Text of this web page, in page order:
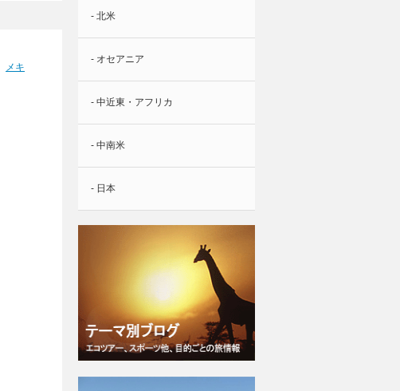
メキ
- 北米
- オセアニア
- 中近東・アフリカ
- 中南米
- 日本